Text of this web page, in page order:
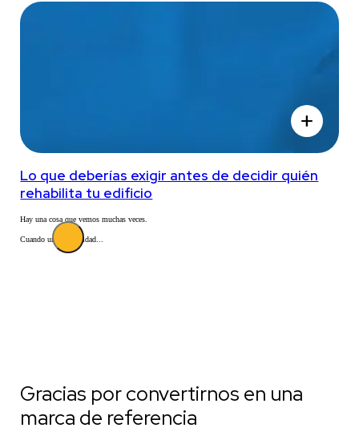
add
Lo que deberías exigir antes de decidir quién
rehabilita tu edificio
Hay una cosa que vemos muchas veces.
Cuando una comunidad...
Gracias por convertirnos en una
marca de referencia